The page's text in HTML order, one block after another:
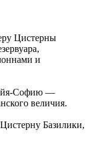
Цистерны
и
Софию —
величия.
Базилики,